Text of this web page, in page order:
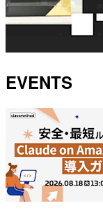
EVENTS